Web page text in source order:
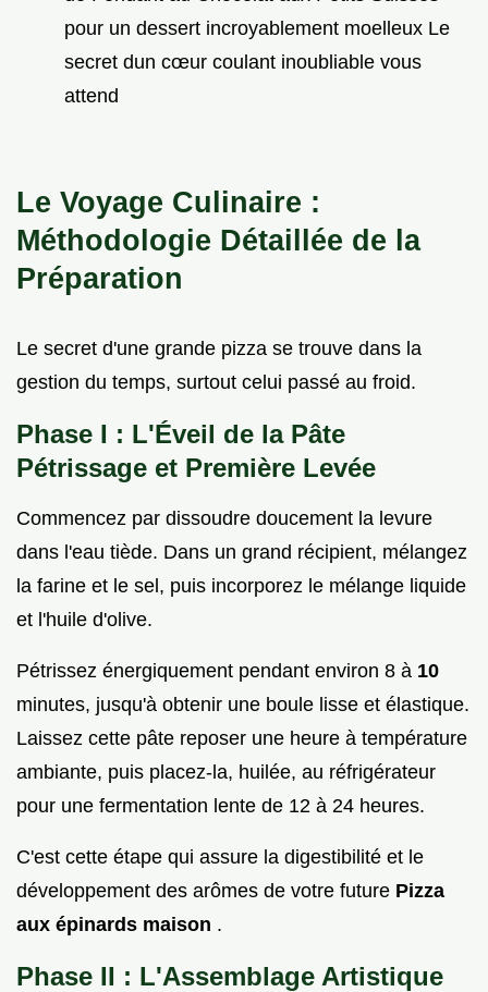
pour un dessert incroyablement moelleux Le
secret dun cœur coulant inoubliable vous
attend
Le Voyage Culinaire :
Méthodologie Détaillée de la
Préparation
Le secret d'une grande pizza se trouve dans la
gestion du temps, surtout celui passé au froid.
Phase I : L'Éveil de la Pâte
Pétrissage et Première Levée
Commencez par dissoudre doucement la levure
dans l'eau tiède. Dans un grand récipient, mélangez
la farine et le sel, puis incorporez le mélange liquide
et l'huile d'olive.
Pétrissez énergiquement pendant environ 8 à 10
minutes, jusqu'à obtenir une boule lisse et élastique.
Laissez cette pâte reposer une heure à température
ambiante, puis placez-la, huilée, au réfrigérateur
pour une fermentation lente de 12 à 24 heures.
C'est cette étape qui assure la digestibilité et le
développement des arômes de votre future Pizza
aux épinards maison .
Phase II : L'Assemblage Artistique